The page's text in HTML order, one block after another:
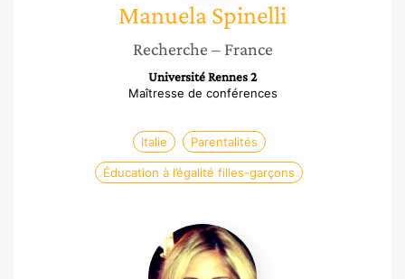
ManuelaSpinelli
Recherche – France
Université Rennes 2
Maîtresse de conférences
Italie Parentalités
Éducation à l’égalité filles-garçons
Nathalie
Sennegon-
Nataf